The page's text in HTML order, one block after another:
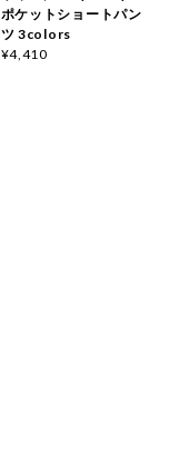
ポケットショートパン
ツ 3colors
¥4,410